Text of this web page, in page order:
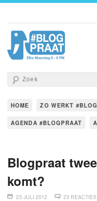
HOME ZO WERKT
AGENDA #BLOGPRAAT
Blogpraat
komt?
23 JULI 2012 23 REACTIES